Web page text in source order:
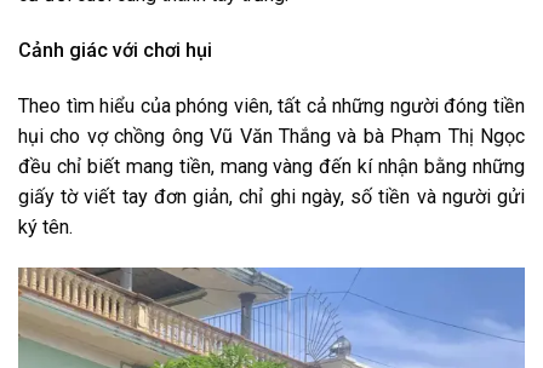
Cảnh giác với chơi hụi
Theo tìm hiểu của phóng viên, tất cả những người đóng tiền
hụi cho vợ chồng ông Vũ Văn Thắng và bà Phạm Thị Ngọc
đều chỉ biết mang tiền, mang vàng đến kí nhận bằng những
giấy tờ viết tay đơn giản, chỉ ghi ngày, số tiền và người gửi
ký tên.